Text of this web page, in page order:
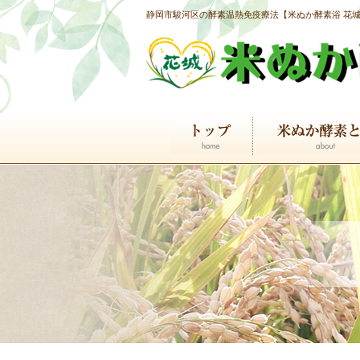
静岡市駿河区の酵素温熱免疫療法【米ぬか酵素浴 花